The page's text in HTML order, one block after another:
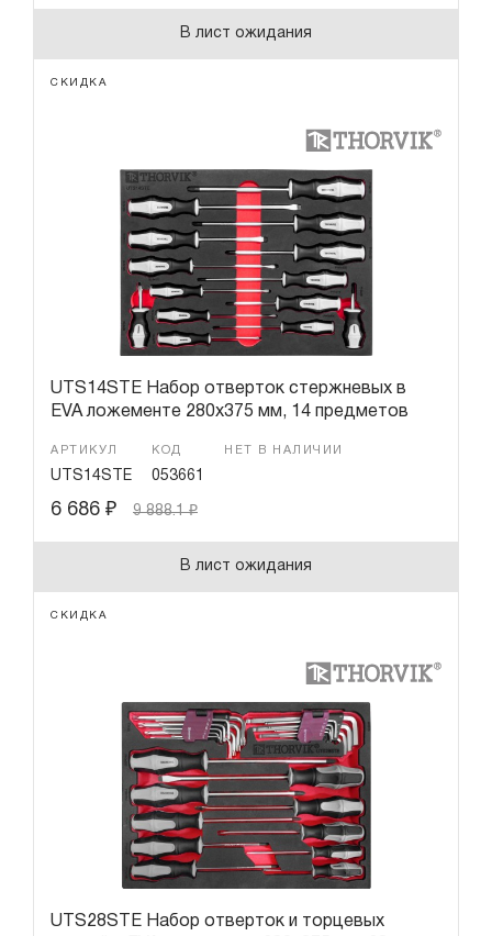
В лист ожидания
СКИДКА
UTS14STE Набор отверток стержневых в
EVA ложементе 280х375 мм, 14 предметов
АРТИКУЛ
UTS14STE
КОД
053661
НЕТ В НАЛИЧИИ
6 686 ₽ 9 888.1₽
В лист ожидания
СКИДКА
UTS28STE Набор отверток и торцевых